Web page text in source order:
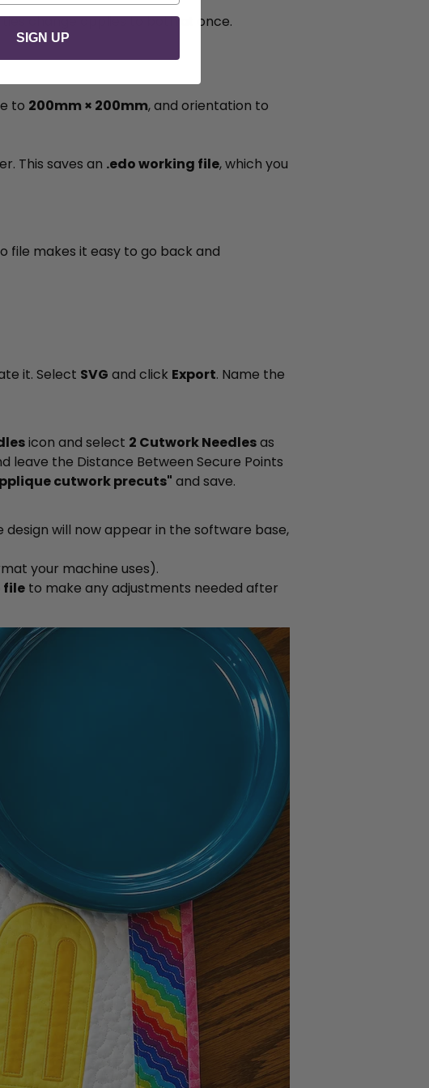
change applies to both at once.
to 200mm × 200mm, and orientation to
This saves an .edo working file, which you
file makes it easy to go back and
it. Select SVG and click Export. Name the
icon and select 2 Cutwork Needlesas
leave the Distance Between Secure Points
cutwork precuts" and save.
will now appear in the software base,
your machine uses).
file to make any adjustments needed after
SIGN UP